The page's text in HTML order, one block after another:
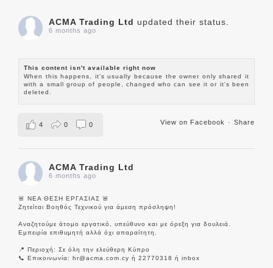
ACMA Trading Ltd updated their status.
6 months ago
This content isn't available right now
When this happens, it's usually because the owner only shared it
with a small group of people, changed who can see it or it's been
deleted.
View on Facebook · Share
4 0 0
ACMA Trading Ltd
6 months ago
🚨 ΝΕΑ ΘΕΣΗ ΕΡΓΑΣΙΑΣ 🚨
Ζητείται Βοηθός Τεχνικού για άμεση πρόσληψη!
Αναζητούμε άτομο εργατικό, υπεύθυνο και με όρεξη για δουλειά.
Εμπειρία επιθυμητή αλλά όχι απαραίτητη.
📍 Περιοχή: Σε όλη την ελεύθερη Κύπρο
📞 Επικοινωνία: hr@acma.com.cy ή 22770318 ή inbox